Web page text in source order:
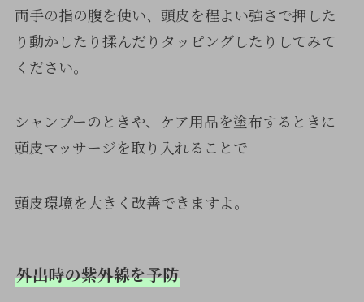
両手の指の腹を使い、頭皮を程よい強さで押した
り動かしたり揉んだりタッピングしたりしてみて
ください。
シャンプーのときや、ケア用品を塗布するときに
頭皮マッサージを取り入れることで
頭皮環境を大きく改善できますよ。
外出時の紫外線を予防